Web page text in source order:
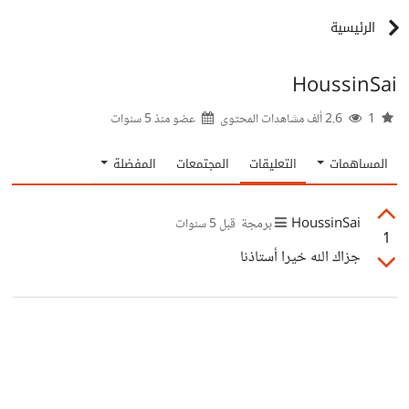
الرئيسية
HoussinSai
عضو منذ5 سنوات
المساهمات التعليقات المجتمعات المفضلة
1
HoussinSai برمجة قبل 5 سنوات
جزاك الله خيرا أستاذنا